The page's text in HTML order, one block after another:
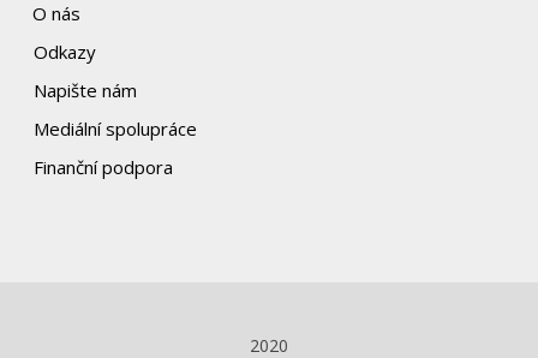
O nás
Odkazy
Napište nám
Mediální spolupráce
Finanční podpora
2020